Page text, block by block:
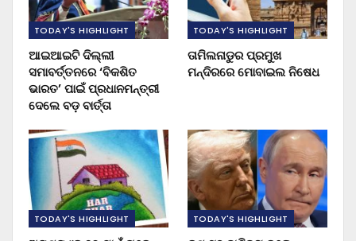
TODAY'S HIGHLIGHT
ଆଇଆଇଟି ଦିଲ୍ଲୀ
ସମାବର୍ତ୍ତନରେ ‘ବିକଶିତ
ଭାରତ’ ପାଇଁ ପ୍ରଧାନମନ୍ତ୍ରୀ
ଦେଲେ ବଡ଼ ବାର୍ତ୍ତା
TODAY'S HIGHLIGHT
ତାମିଲନାଡୁର ପ୍ରମୁଖ
ମନ୍ଦିରରେ ମୋବାଇଲ ନିଷେଧ
TODAY'S HIGHLIGHT TODAY'S HIGHLIGHT